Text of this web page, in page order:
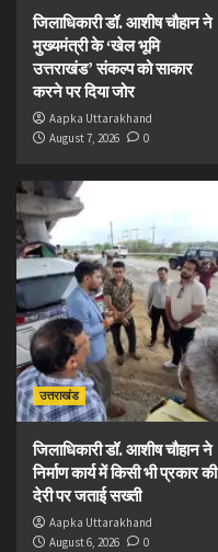
जिलाधिकारी डॉ. आशीष चौहान ने
मुख्यमंत्री के ‘खेल भूमि
उत्तराखंड’ संकल्प को साकार
करने पर दिया जोर
Aapka Uttarakhand
August 7, 2026
0
उत्तराखंड
जिलाधिकारी डॉ. आशीष चौहान ने
निर्माण कार्य में किसी भी प्रकार की
देरी पर जताई सख्ती
Aapka Uttarakhand
August 6, 2026
0